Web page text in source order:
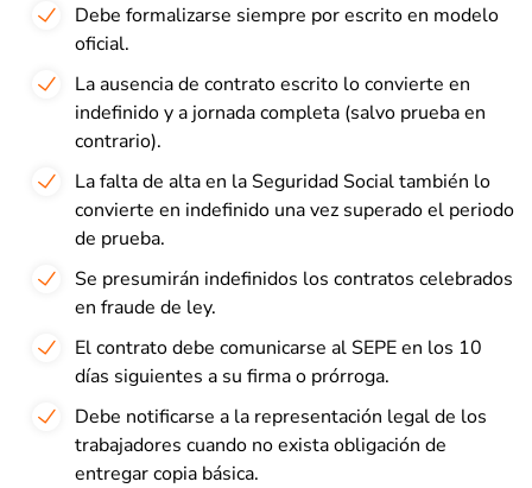
Debe formalizarse siempre por escrito en modelo
oficial.
La ausencia de contrato escrito lo convierte en
indefinido y a jornada completa (salvo prueba en
contrario).
La falta de alta en la Seguridad Social también lo
convierte en indefinido una vez superado el periodo
de prueba.
Se presumirán indefinidos los contratos celebrados
en fraude de ley.
El contrato debe comunicarse al SEPE en los 10
días siguientes a su firma o prórroga.
Debe notificarse a la representación legal de los
trabajadores cuando no exista obligación de
entregar copia básica.